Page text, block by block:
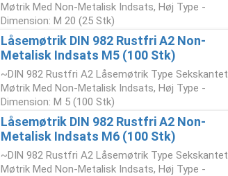
Møtrik Med Non-Metalisk Indsats, Høj Type -
Dimension: M 20 (25 Stk)
Låsemøtrik DIN 982 Rustfri A2 Non-
Metalisk Indsats M5 (100 Stk)
~DIN 982 Rustfri A2 Låsemøtrik Type Sekskantet
Møtrik Med Non-Metalisk Indsats, Høj Type -
Dimension: M 5 (100 Stk)
Låsemøtrik DIN 982 Rustfri A2 Non-
Metalisk Indsats M6 (100 Stk)
~DIN 982 Rustfri A2 Låsemøtrik Type Sekskantet
Møtrik Med Non-Metalisk Indsats, Høj Type -